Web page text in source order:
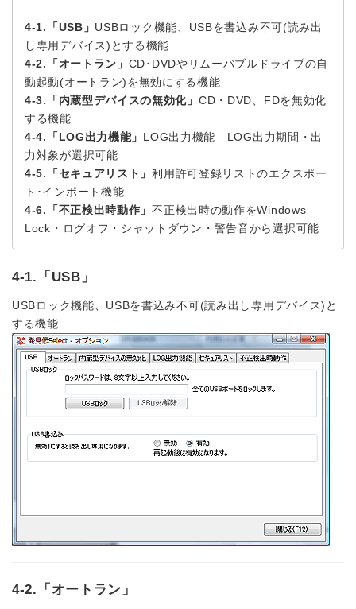
4-1.「USB」 USBロック機能、USBを書込み不可(読み出
し専用デバイス)とする機能
4-2.「オートラン」 CD･DVDやリムーバブルドライブの自
動起動(オートラン)を無効にする機能
4-3.「内蔵型デバイスの無効化」 CD・DVD、FDを無効化
する機能
4-4.「LOG出力機能」 LOG出力機能 LOG出力期間・出
力対象が選択可能
4-5.「セキュアリスト」利用許可登録リストのエクスポー
ト･インポート機能
4-6.「不正検出時動作」不正検出時の動作をWindows
Lock・ログオフ・シャットダウン・警告音から選択可能
4-1.「USB」
USBロック機能、USBを書込み不可(読み出し専用デバイス)と
する機能
4-2.「オートラン」